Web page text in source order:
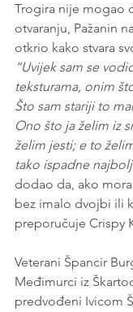
Trogira nije mogao
otvaranju, Pažanin
otkrio kako stvara
“Uvijek sam se
teksturama, onim
Što sam stariji to
Ono što ja želim iz
želim jesti; e to
tako ispadne
dodao da, ako
bez imalo dvojbi ili
preporučuje Crispy
Veterani Špancir
Međimurci iz
predvođeni Ivicom